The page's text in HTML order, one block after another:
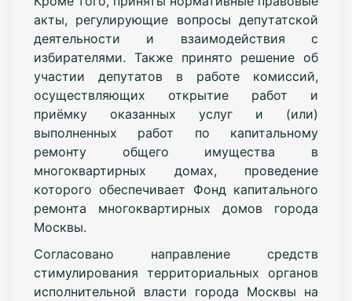
акты, регулирующие вопросы депутатской
деятельности и взаимодействия с
избирателями. Также принято решение об
участии депутатов в работе комиссий,
осуществляющих открытие работ и
приёмку оказанных услуг и (или)
выполненных работ по капитальному
ремонту общего имущества в
многоквартирных домах, проведение
которого обеспечивает Фонд капитального
ремонта многоквартирных домов города
Москвы.
Согласовано направление средств
стимулирования территориальных органов
исполнительной власти города Москвы на